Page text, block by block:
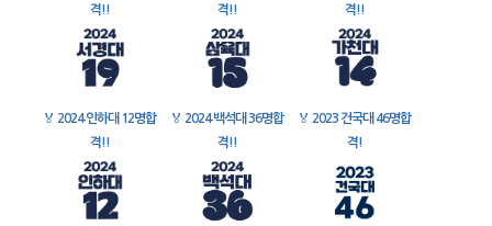
격!!
격!!
격!!
🏅 2024 인하대 12명합
격!!
🏅 2024 백석대 36명합
격!!
🏅 2023 건국대 46명합
격!